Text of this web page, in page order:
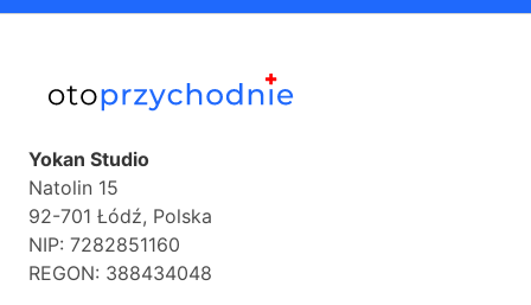
Yokan Studio
Natolin 15
92-701 Łódź, Polska
NIP: 7282851160
REGON: 388434048